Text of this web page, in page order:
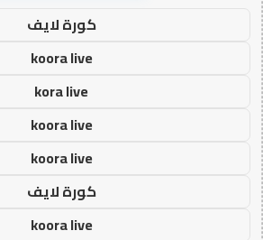
كورة لايف
koora live
kora live
koora live
koora live
كورة لايف
koora live